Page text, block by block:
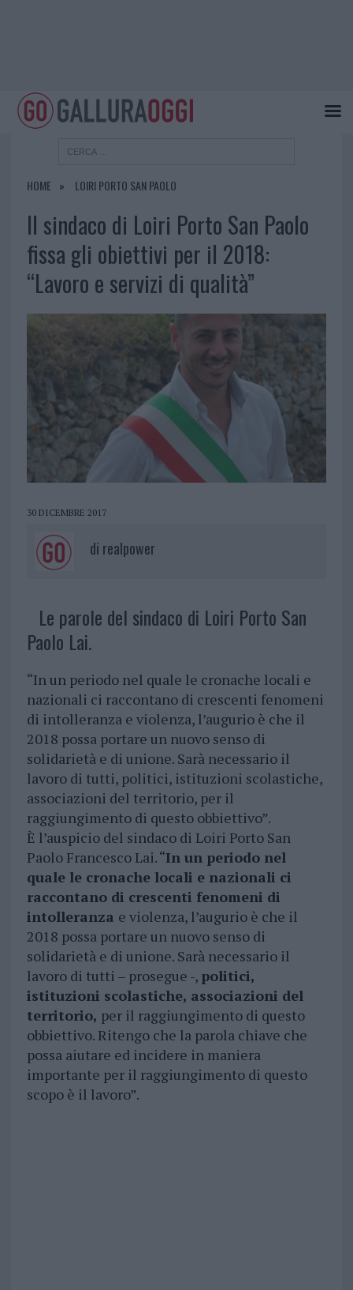
HOME LOIRI PORTO SAN PAOLO
Il sindaco di Loiri Porto San Paolo
fissa gli obiettivi per il 2018:
“Lavoro e servizi di qualità”
30 DICEMBRE 2017
di realpower
Le parole del sindaco di Loiri Porto San
Paolo Lai.
“In un periodo nel quale le cronache locali e
nazionali ci raccontano di crescenti fenomeni
di intolleranza e violenza, l’augurio è che il
2018 possa portare un nuovo senso di
solidarietà e di unione. Sarà necessario il
lavoro di tutti, politici, istituzioni scolastiche,
associazioni del territorio, per il
raggiungimento di questo obbiettivo”.
È l’auspicio del sindaco di Loiri Porto San
Paolo Francesco Lai. “In un periodo nel
quale le cronache locali e nazionali ci
raccontano di crescenti fenomeni di
intolleranza e violenza, l’augurio è che il
2018 possa portare un nuovo senso di
solidarietà e di unione. Sarà necessario il
lavoro di tutti – prosegue -, politici,
istituzioni scolastiche, associazioni del
territorio, per il raggiungimento di questo
obbiettivo. Ritengo che la parola chiave che
possa aiutare ed incidere in maniera
importante per il raggiungimento di questo
scopo è il lavoro”.